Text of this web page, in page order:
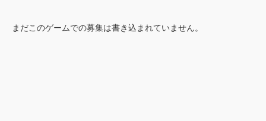
まだこのゲームでの募集は書き込まれていません。